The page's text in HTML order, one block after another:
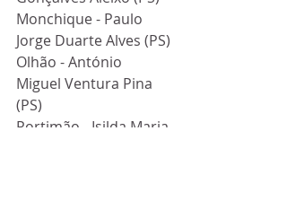
Monchique - Paulo
Jorge Duarte Alves (PS)
Olhão - António
Miguel Ventura Pina
(PS)
Portimão - Isilda Maria